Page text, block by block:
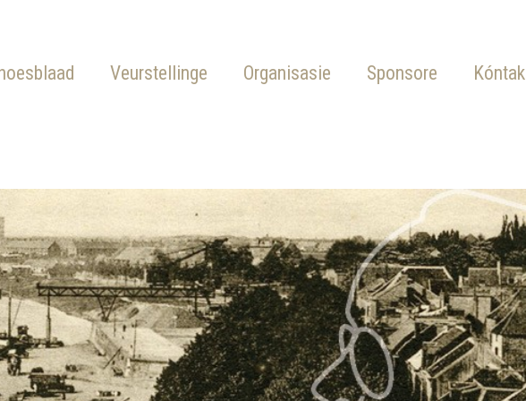
Veurstellinge Organisasie Sponsore Kóntak